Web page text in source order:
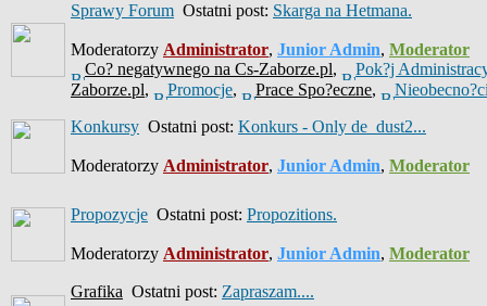
Sprawy Forum Ostatni post: Skarga na Hetmana.
Moderatorzy Administrator, Junior Admin, Moderator
Co? negatywnego na Cs-Zaborze.pl,
Pok?j
Zaborze.pl, Promocje, Prace Spo?eczne,
Konkursy Ostatni post: Konkurs - Only de_dust2...
Moderatorzy Administrator, Junior Admin, Moderator
Propozycje Ostatni post: Propozitions.
Moderatorzy Administrator, Junior Admin, Moderator
Grafika Ostatni post: Zapraszam....